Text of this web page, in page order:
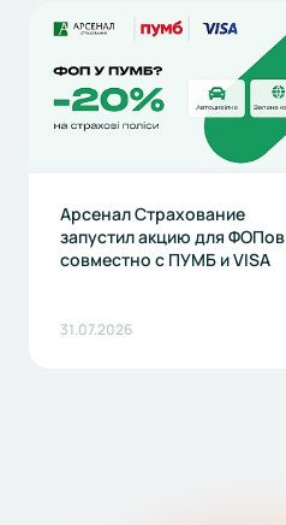
Арсенал Страхование
запустил акцию для ФОПов
совместно с ПУМБ и VISA
31.07.2026